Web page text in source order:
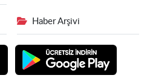
Haber Arşivi